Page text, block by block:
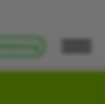
Kidsitting